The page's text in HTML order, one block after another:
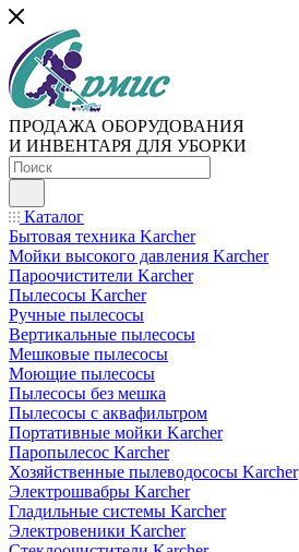
ПРОДАЖА ОБОРУДОВАНИЯ
И ИНВЕНТАРЯ ДЛЯ УБОРКИ
Каталог
Бытовая техника Karcher
Мойки высокого давления Karcher
Пароочистители Karcher
Пылесосы Karcher
Ручные пылесосы
Вертикальные пылесосы
Мешковые пылесосы
Моющие пылесосы
Пылесосы без мешка
Пылесосы с аквафильтром
Портативные мойки Karcher
Паропылесос Karcher
Хозяйственные пылеводососы Karcher
Электрошвабры Karcher
Гладильные системы Karcher
Электровеники Karcher